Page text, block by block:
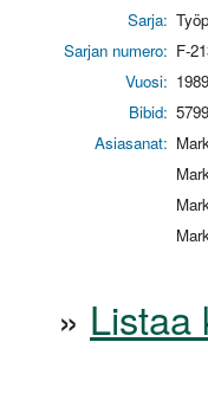
Sarja:
Sarjan numero: F-
Vuosi: 1989
Bibid:
Asiasanat:
» Listaa